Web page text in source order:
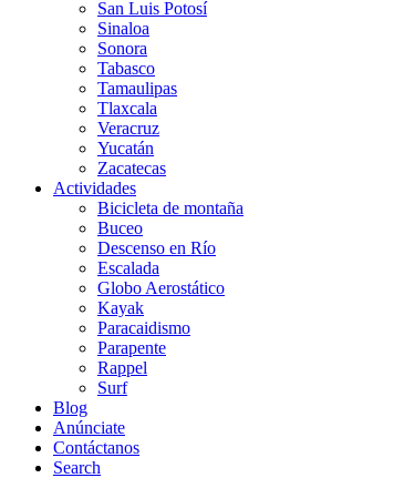
San Luis Potosí
Sinaloa
Sonora
Tabasco
Tamaulipas
Tlaxcala
Veracruz
Yucatán
Zacatecas
Actividades
Bicicleta de montaña
Buceo
Descenso en Río
Escalada
Globo Aerostático
Kayak
Paracaidismo
Parapente
Rappel
Surf
Blog
Anúnciate
Contáctanos
Search